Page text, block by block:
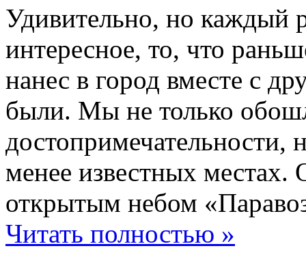
Удивительно, но каждый
интересное, то, что
нанес в город вместе с
были. Мы не только
достопримечательности,
менее известных местах.
открытым небом
Читать полностью »